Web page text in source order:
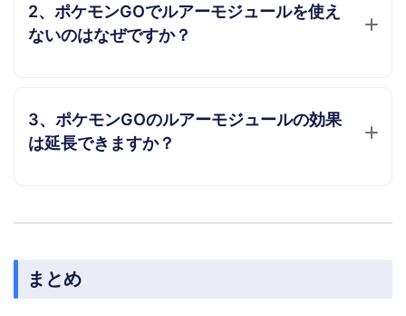
2、ポケモンGOでルアーモジュールを使え
ないのはなぜですか？
3、ポケモンGOのルアーモジュールの効果
は延長できますか？
まとめ